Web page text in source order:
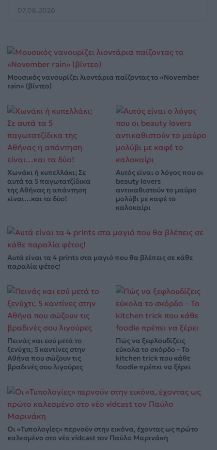
07.08.2026
Μουσικός νανουρίζει λιοντάρια παίζοντας το «November
rain» (βίντεο)
Χωνάκι ή κυπελλάκι; Σε
αυτά τα 5 παγωτατζίδικα
της Αθήνας η απάντηση
είναι…και τα δύο!
Αυτός είναι ο λόγος που οι
beauty lovers
αντικαθιστούν το μαύρο
μολύβι με καφέ το
καλοκαίρι
Αυτά είναι τα 4 prints στα μαγιό που θα βλέπεις σε κάθε
παραλία φέτος!
Πεινάς και εσύ μετά το
ξενύχτι; 5 καντίνες στην
Αθήνα που σώζουν τις
βραδινές σου λιγούρες
Πώς να ξεφλουδίζεις
εύκολα το σκόρδο – Το
kitchen trick που κάθε
foodie πρέπει να ξέρει
Οι «Τυπολογίες» περνούν στην εικόνα, έχοντας ως πρώτο
καλεσμένο στο νέο vidcast τον Παύλο Μαρινάκη